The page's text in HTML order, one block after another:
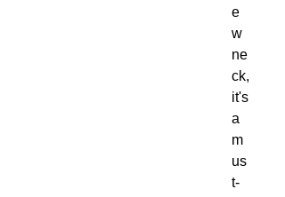
e
w
ne
ck,
it's
a
m
us
t-